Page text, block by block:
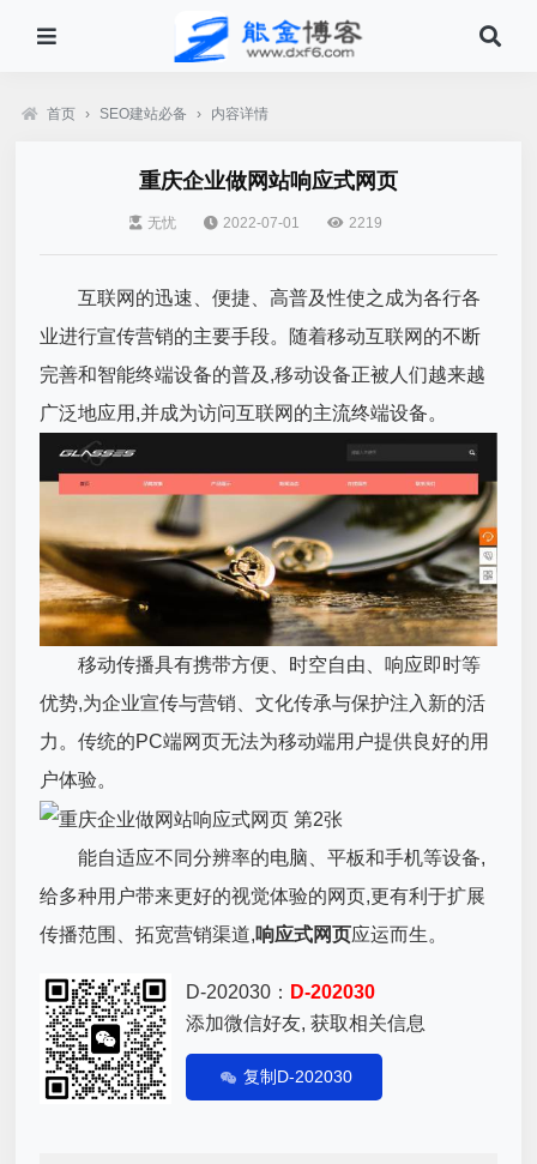
首页 › SEO建站必备 › 内容详情
重庆企业做网站响应式网页
无忧 2022-07-01 2219
互联网的迅速、便捷、高普及性使之成为各行各
业进行宣传营销的主要手段。随着移动互联网的不断
完善和智能终端设备的普及,移动设备正被人们越来越
广泛地应用,并成为访问互联网的主流终端设备。
移动传播具有携带方便、时空自由、响应即时等
优势,为企业宣传与营销、文化传承与保护注入新的活
力。传统的PC端网页无法为移动端用户提供良好的用
户体验。
能自适应不同分辨率的电脑、平板和手机等设备,
给多种用户带来更好的视觉体验的网页,更有利于扩展
传播范围、拓宽营销渠道,响应式网页应运而生。
D-202030： D-202030
添加微信好友, 获取相关信息
复制D-202030